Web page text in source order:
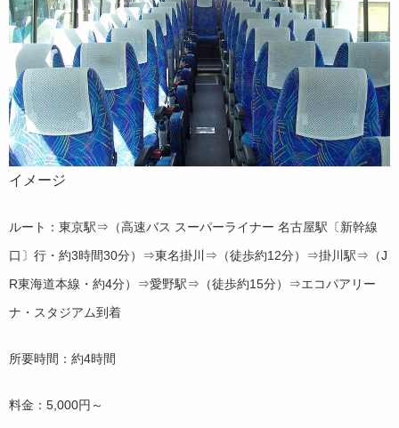
イメージ
ルート：東京駅⇒（高速バス スーパーライナー 名古屋駅〔新幹線
口〕行・約3時間30分）⇒東名掛川⇒（徒歩約12分）⇒掛川駅⇒（J
R東海道本線・約4分）⇒愛野駅⇒（徒歩約15分）⇒エコパアリー
ナ・スタジアム到着
所要時間：約4時間
料金：5,000円～